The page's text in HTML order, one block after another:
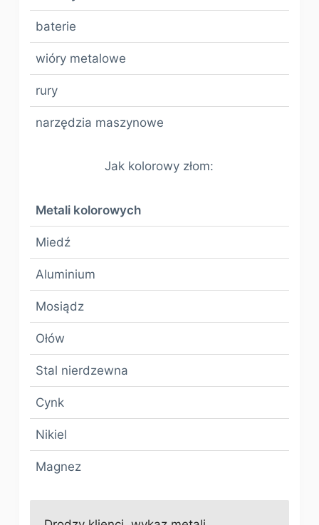
baterie
wióry metalowe
rury
narzędzia maszynowe
Jak kolorowy złom:
Metali kolorowych
Miedź
Aluminium
Mosiądz
Ołów
Stal nierdzewna
Cynk
Nikiel
Magnez